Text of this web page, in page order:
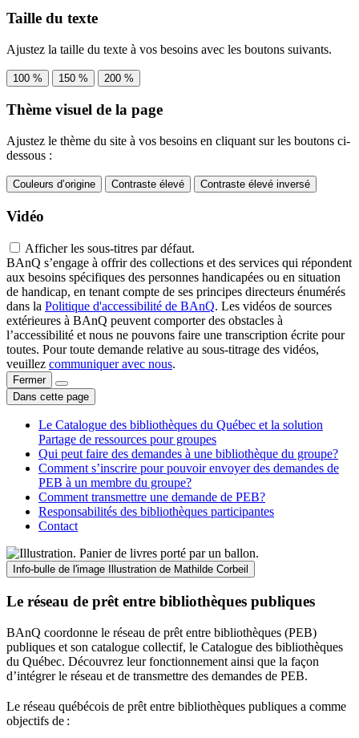
Taille du texte
Ajustez la taille du texte à vos besoins avec les boutons suivants.
100 % 150 % 200 %
Thème visuel de la page
Ajustez le thème du site à vos besoins en cliquant sur les boutons ci-
dessous :
Couleurs d’origine Contraste élevé Contraste élevé inversé
Vidéo
Afficher les sous-titres par défaut.
BAnQ s’engage à offrir des collections et des services qui répondent
aux besoins spécifiques des personnes handicapées ou en situation
de handicap, en tenant compte de ses principes directeurs énumérés
dans la Politique d'accessibilité de BAnQ. Les vidéos de sources
extérieures à BAnQ peuvent comporter des obstacles à
l’accessibilité et nous ne pouvons faire une transcription écrite pour
toutes. Pour toute demande relative au sous-titrage des vidéos,
veuillez communiquer avec nous.
Fermer
Dans cette page
Le Catalogue des bibliothèques du Québec et la solution
Partage de ressources pour groupes
Qui peut faire des demandes à une bibliothèque du groupe?
Comment s’inscrire pour pouvoir envoyer des demandes de
PEB à un membre du groupe?
Comment transmettre une demande de PEB?
Responsabilités des bibliothèques participantes
Contact
Info-bulle de l'image Illustration de Mathilde Corbeil
Le réseau de prêt entre bibliothèques publiques
BAnQ coordonne le réseau de prêt entre bibliothèques (PEB)
publiques et son catalogue collectif, le Catalogue des bibliothèques
du Québec. Découvrez leur fonctionnement ainsi que la façon
d’intégrer le réseau et de transmettre des demandes de PEB.
Le réseau québécois de prêt entre bibliothèques publiques a comme
objectifs de :